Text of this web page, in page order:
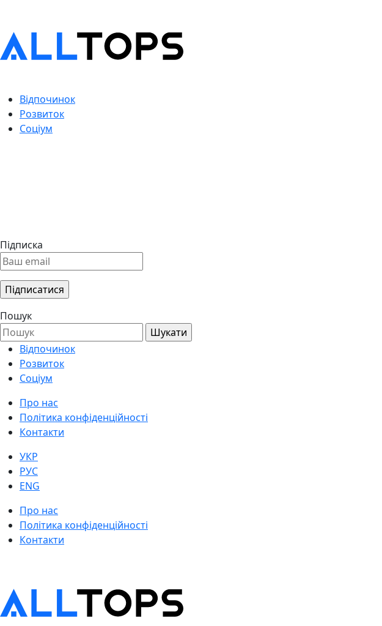
Відпочинок
Розвиток
Соціум
Підписка
Пошук
Відпочинок
Розвиток
Соціум
Про нас
Політика конфіденційності
Контакти
УКР
РУС
ENG
Про нас
Політика конфіденційності
Контакти